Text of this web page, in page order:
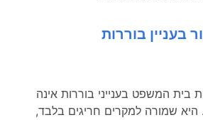
בעניין בוררות
המשפט בענייני בוררות אינה
שמורה למקרים חריגים בלבד,